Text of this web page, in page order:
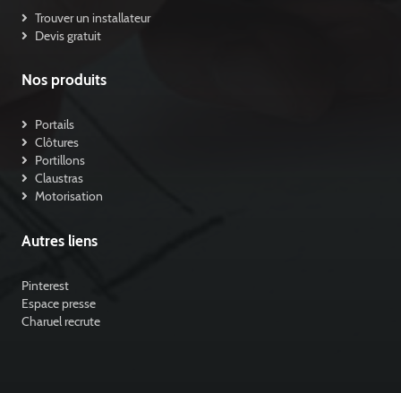
Trouver un installateur
Devis gratuit
Nos produits
Portails
Clôtures
Portillons
Claustras
Motorisation
Autres liens
Pinterest
Espace presse
Charuel recrute